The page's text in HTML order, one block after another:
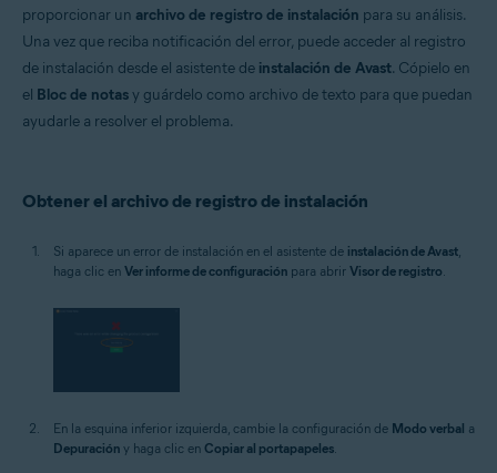
Avast Free Antivirus 21.x para Windows
Sistemas operativos:
Microsoft Windows 11 Home/Pro/Enterprise/Education
Microsoft Windows 10 Home/Pro/Enterprise/Education - 32 o 64 bits
Premium/Professional/Enterprise/Ultimate - Service Pack 1 con
proporcionar un archivo de registro de instalación para su análisis.
Una vez que reciba notificación del error, puede acceder al registro
de instalación desde el asistente de instalación de Avast. Cópielo en
el Bloc de notasy guárdelo como archivo de texto para que puedan
ayudarle a resolver el problema.
Obtener el archivo de registro de instalación
Si aparece un error de instalación en el asistente de instalación de Avast,
haga clic en Ver informe de configuración para abrir Visor de registro.
En la esquina inferior izquierda, cambie la configuración de Modo verbal a
Depuración y haga clic en Copiar al portapapeles.